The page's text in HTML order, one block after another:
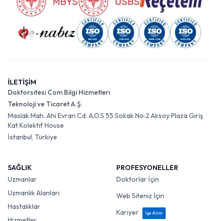
İLETİŞİM
Doktorsitesi Com Bilgi Hizmetleri
Teknoloji ve Ticaret A.Ş.
Maslak Mah. Ahi Evran Cd. A.O.S 55 Sokak No:2 Aksoy Plaza Giriş
Kat Kolektif House
İstanbul, Türkiye
SAĞLIK
Uzmanlar
Uzmanlık Alanları
Hastalıklar
PROFESYONELLER
Doktorlar İçin
Web Siteniz İçin
Kariyer
İşe Alım